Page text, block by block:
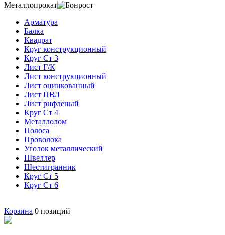
Металлопрокат
Арматура
Балка
Квадрат
Круг конструкционный
Круг Ст 3
Лист Г/К
Лист конструкционный
Лист оцинкованный
Лист ПВЛ
Лист рифленый
Круг Ст 4
Металлолом
Полоса
Проволока
Уголок металлический
Швеллер
Шестигранник
Круг Ст 5
Круг Ст 6
Корзина 0 позиций